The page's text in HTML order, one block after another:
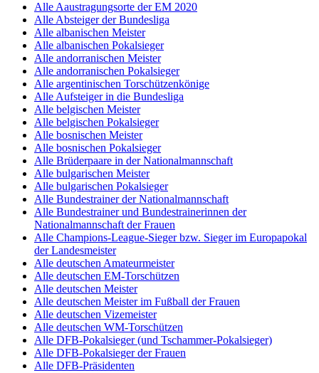
Alle Aaustragungsorte der EM 2020
Alle Absteiger der Bundesliga
Alle albanischen Meister
Alle albanischen Pokalsieger
Alle andorranischen Meister
Alle andorranischen Pokalsieger
Alle argentinischen Torschützenkönige
Alle Aufsteiger in die Bundesliga
Alle belgischen Meister
Alle belgischen Pokalsieger
Alle bosnischen Meister
Alle bosnischen Pokalsieger
Alle Brüderpaare in der Nationalmannschaft
Alle bulgarischen Meister
Alle bulgarischen Pokalsieger
Alle Bundestrainer der Nationalmannschaft
Alle Bundestrainer und Bundestrainerinnen der
Nationalmannschaft der Frauen
Alle Champions-League-Sieger bzw. Sieger im Europapokal
der Landesmeister
Alle deutschen Amateurmeister
Alle deutschen EM-Torschützen
Alle deutschen Meister
Alle deutschen Meister im Fußball der Frauen
Alle deutschen Vizemeister
Alle deutschen WM-Torschützen
Alle DFB-Pokalsieger (und Tschammer-Pokalsieger)
Alle DFB-Pokalsieger der Frauen
Alle DFB-Präsidenten